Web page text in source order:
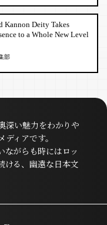
Kannon Deity Takes
to a Whole New Level
部
深い魅力をわかりや
ィアです。
ながらも時にはロッ
ける、幽遠な日本文